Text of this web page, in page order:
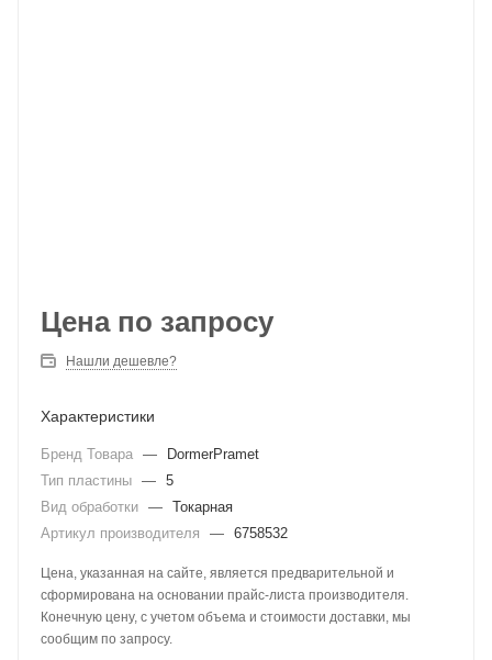
Цена по запросу
Нашли дешевле?
Характеристики
Бренд Товара —
DormerPramet
Тип пластины — 5
Вид обработки — Токарная
Артикул производителя
— 6758532
Цена, указанная на сайте, является предварительной и
сформирована на основании прайс-листа производителя.
Конечную цену, с учетом объема и стоимости доставки, мы
сообщим по запросу.